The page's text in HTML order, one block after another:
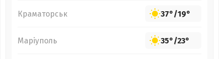
Краматорськ 37°/19°
Маріуполь 35°/23°